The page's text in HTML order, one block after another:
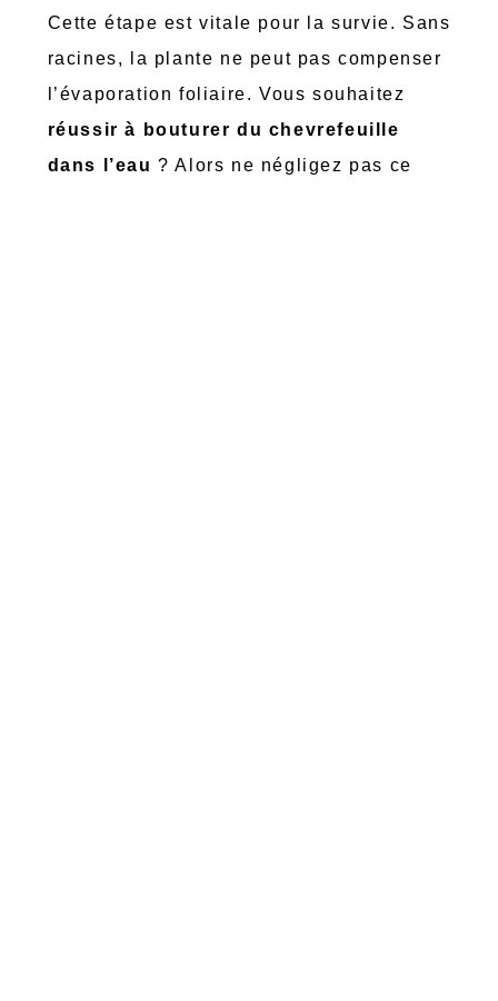
Cette étape est vitale pour la survie. Sans
racines, la plante ne peut pas compenser
l’évaporation foliaire. Vous souhaitez
réussir à bouturer du chevrefeuille
dans l’eau ? Alors ne négligez pas ce